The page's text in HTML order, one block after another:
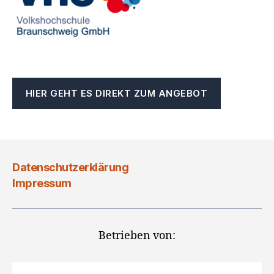
HIER GEHT ES DIREKT ZUM ANGEBOT
Datenschutzerklärung
Impressum
Betrieben von: